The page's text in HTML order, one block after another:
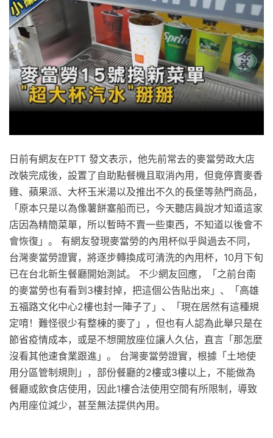
日前有網友在PTT 發文表示，他先前常去的麥當勞政大店
改裝完成後，設置了自助點餐機且取消內用，但竟停賣麥香
雞、蘋果派、大杯玉米湯以及推出不久的長堡等熱門商品，
「原本只是以為像薯餅塞船而已，今天聽店員說才知道這家
店因為精簡菜單，所以暫時不賣一些東西，不知道以後會不
會恢復」。 有網友發現麥當勞的內用杯似乎與過去不同，
台灣麥當勞證實，將逐步轉換成可清洗的內用杯，10月下旬
已在台北新生餐廳開始測試。 不少網友回應，「之前台南
的麥當勞也有看到3樓封掉，把這個公告貼出來」、「高雄
五福路文化中心2樓也封一陣子了」、「現在居然有這種規
定唷！難怪很少有整棟的麥了」，但也有人認為此舉只是在
節省疫情成本，或是不想開放座位讓人久佔，直言「那怎麼
沒看其他速食業跟進」。 台灣麥當勞證實，根據「土地使
用分區管制規則」，部份餐廳的2樓或3樓以上，不能做為
餐廳或飲食店使用，因此1樓合法使用空間有所限制，導致
內用座位減少，甚至無法提供內用。